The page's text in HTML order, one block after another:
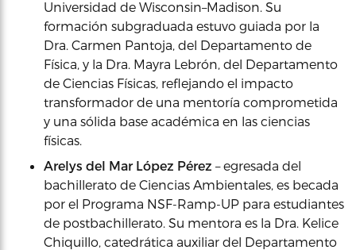
Universidad de Wisconsin–Madison. Su
formación subgraduada estuvo guiada por la
Dra. Carmen Pantoja, del Departamento de
Física, y la Dra. Mayra Lebrón, del Departamento
de Ciencias Físicas, reflejando el impacto
transformador de una mentoría comprometida
y una sólida base académica en las ciencias
físicas.
Arelys del Mar López Pérez – egresada del
bachillerato de Ciencias Ambientales, es becada
por el Programa NSF-Ramp-UP para estudiantes
de postbachillerato. Su mentora es la Dra. Kelice
Chiquillo, catedrática auxiliar del Departamento